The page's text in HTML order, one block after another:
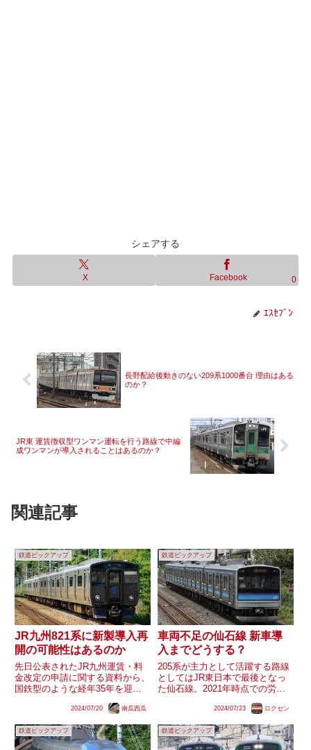
シェアする
X Facebook 0
ｴｽｾﾌﾞﾝ
長野配給後動きのない209系1000番台 理由はある
のか？
JR東 運賃徴収型ワンマン運転を行う路線で中編
成ワンマンが導入されることはあるのか？
関連記事
鉄道ピックアップ
JR九州821系に新製導入再
開の可能性はあるのか
先日公表されたJR九州運賃・料
金改定の申請に関する資料から、
国鉄型のような経年35年を迎え
による老朽取替の方針が明らかに
電車である821系に関しては「運
転区間の拡大」だけが明記され...
2024/07/20 南瓜西瓜
鉄道ピックアップ
車両不足の仙石線 新車導
入までどうする？
205系が主力として活躍する路線
としてはJR東日本で最後となっ
た仙石線。2021年時点での労組
投入されることが伺えますが、一
のと思われます。センM4編成の
廃車やトラブル・故障によ...
2024/07/23 ロクセン
鉄道ピックアップ 鉄道ピックアップ